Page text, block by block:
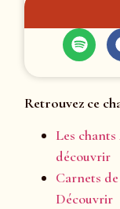
Retrouvez ce
Les
découvrir
Carnets
Découvrir